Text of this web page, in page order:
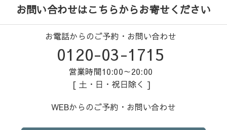
お問い合わせはこちらからお寄せください
お電話からのご予約・お問い合わせ
0120-03-1715
営業時間10:00～20:00
[ 土・日・祝日除く ]
WEBからのご予約・お問い合わせ